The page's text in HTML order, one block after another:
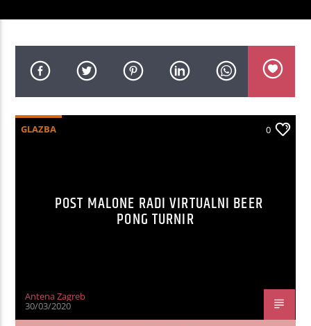
GLAZBA 0
POST MALONE RADI VIRTUALNI BEER
PONG TURNIR
Antena Zagreb
30/03/2020